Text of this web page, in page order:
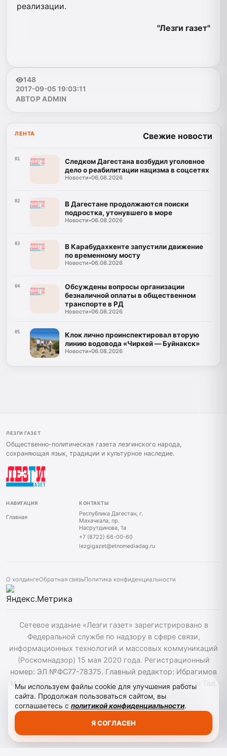
реализации.
"Лезги газет"
148
2017-09-05 19:03:11
АВТОР ADMIN
ЛЕНТА Свежие новости
01
Следком Дагестана возбудил уголовное
дело о реабилитации нацизма в соцсетях
Новости•06.08.2026
02
В Дагестане продолжаются поиски
подростка, утонувшего в море
Новости•06.08.2026
03
В Карабудахкенте запустили движение
по временному мосту
Новости•06.08.2026
04
Обсуждены вопросы организации
безналичной оплаты в общественном
транспорте в РД
Новости•06.08.2026
05
Клок лично проинспектировал вторую
линию водовода «Чиркей — Буйнакск»
Новости•06.08.2026
ЛЕЗГИ ГАЗЕТ
Общественно-политическая газета лезгинского народа,
сохраняющая язык, традиции и культурное наследие.
НАВИГАЦИЯ
Главная
КОНТАКТЫ
Республика Дагестан, г.
Махачкала, пр.
Насрутдинова, 1а
+7 (8722) 66-00-60
lezgigazet@etnomediadag.ru
О холдингеОбратная связьПолитика конфиденциальности
Сетевое издание «Лезги газет» зарегистрировано в
Федеральной службе по надзору в сфере связи,
информационных технологий и массовых коммуникаций
(Роскомнадзор) 15 мая 2020 года. Регистрационный
номер: ЭЛ №ФС77-78375. Главный редактор: Ибрагимов
М.И. Электронная почта: lezgigazet@etnomediadag.ru Тел.
гл. редактора: +7 (8722) 66-00-60 Учредитель:
ГОСУДАРСТВЕННОЕ БЮДЖЕТНОЕ УЧРЕЖДЕНИЕ
Мы используем файлы cookie для улучшения работы
сайта. Продолжая пользоваться сайтом, вы
соглашаетесь с политикой конфиденциальности.
Я СОГЛАСЕН